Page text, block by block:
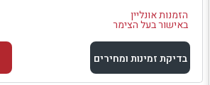
הזמנות אונליין
באישור בעל הצימר
בדיקת זמינות ומחירים